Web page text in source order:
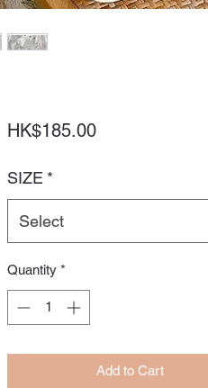
HK$185.00Price
SIZE *
Select
Quantity *
Add to Cart